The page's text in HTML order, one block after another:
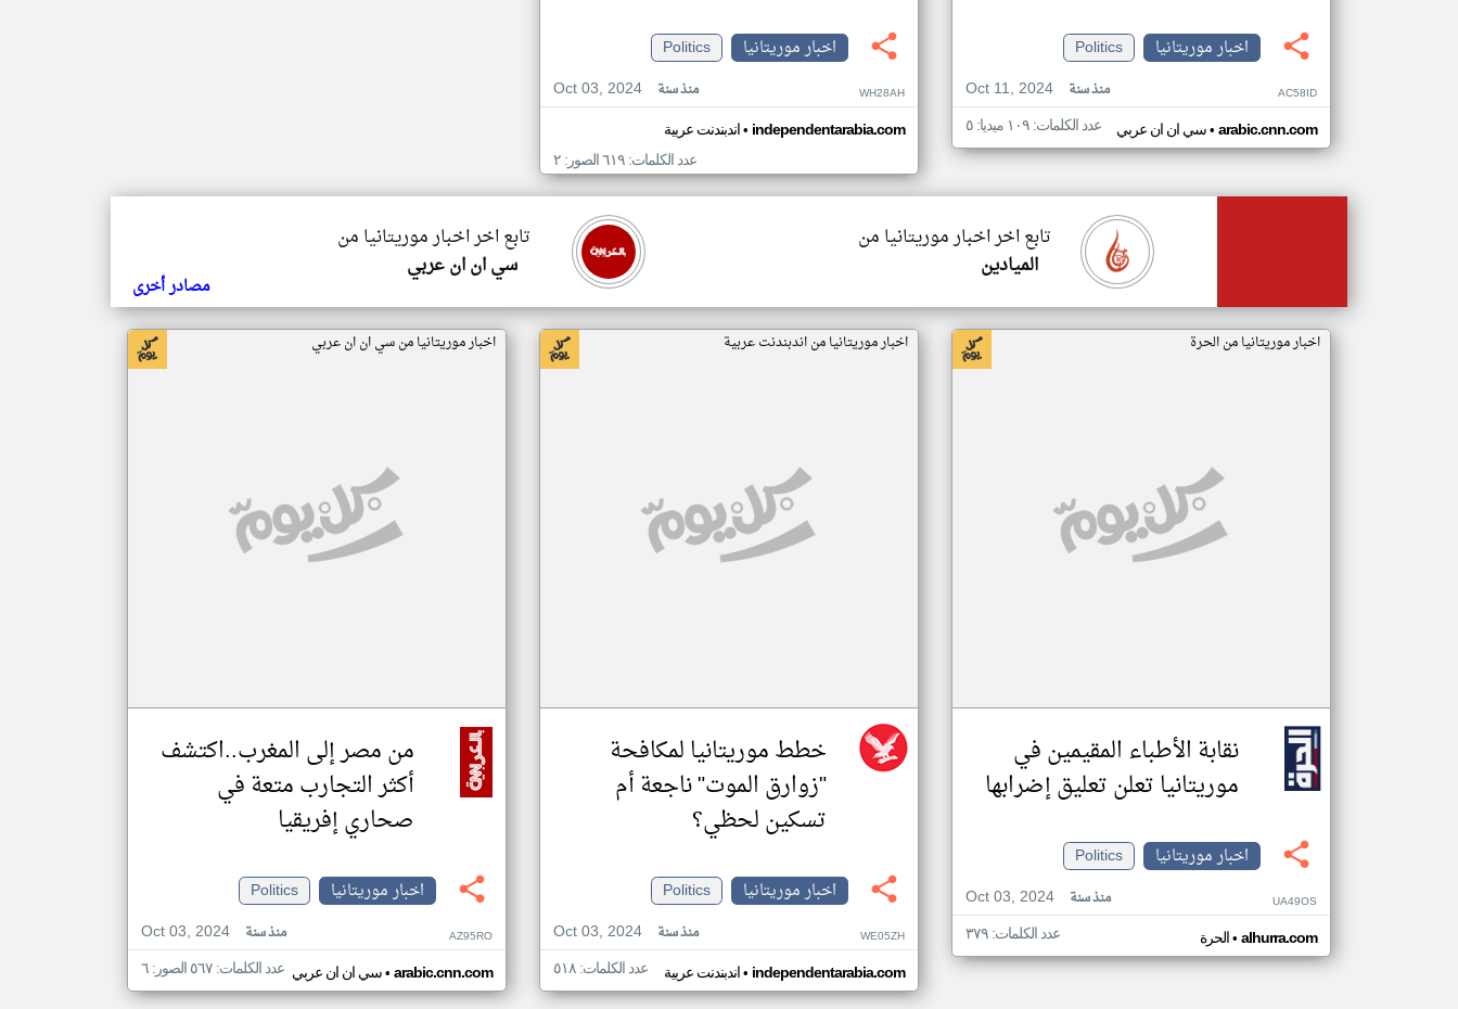
اخبار موريتانيا
Politics
Oct 11, 2024
منذ سنة AC58ID
سي ان ان عربي• arabic.cnn.com عدد الكلمات: ١٠٩ ميديا: ٥
اخبار موريتانيا
Politics
Oct 03, 2024
منذ سنة WH28AH
اندبندنت عربية• independentarabia.com
عدد الكلمات: ٦١٩ الصور: ٢
تابع اخر اخبار موريتانيا من
سي ان ان عربي
تابع اخر اخبار موريتانيا من
الميادين
مصادر أخرى
اخبار موريتانيا من الحرة
نقابة الأطباء المقيمين في
موريتانيا تعلن تعليق إضرابها
اخبار موريتانيا
Politics
Oct 03, 2024
منذ سنة UA49OS
الحرة• alhurra.com عدد الكلمات: ٣٧٩
اخبار موريتانيا من اندبندنت عربية
خطط موريتانيا لمكافحة
"زوارق الموت" ناجعة أم
تسكين لحظي؟
اخبار موريتانيا
Politics
Oct 03, 2024
منذ سنة WE05ZH
اندبندنت عربية• independentarabia.com عدد الكلمات: ٥١٨
اخبار موريتانيا من سي ان ان عربي
من مصر إلى المغرب..اكتشف
أكثر التجارب متعة في
صحاري إفريقيا
اخبار موريتانيا
Politics
Oct 03, 2024
منذ سنة AZ95RO
سي ان ان عربي• arabic.cnn.com عدد الكلمات: ٥٦٧ الصور: ٦